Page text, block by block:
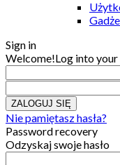
Sign in
Welcome!Log into
Nie pamiętasz hasła?
Password recovery
Odzyskaj swoje hasło